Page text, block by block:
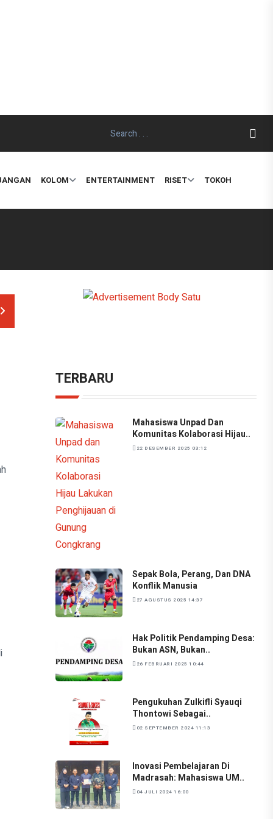
KOLOM ENTERTAINMENT RISET TOKOH
TERBARU
Mahasiswa Unpad Dan
Komunitas Kolaborasi Hijau..
22 DESEMBER 2025 03:12
Sepak Bola, Perang, Dan DNA
Konflik Manusia
27 AGUSTUS 2025 14:37
Hak Politik Pendamping Desa:
Bukan ASN, Bukan..
26 FEBRUARI 2025 10:44
Pengukuhan Zulkifli Syauqi
Thontowi Sebagai..
02 SEPTEMBER 2024 11:13
Inovasi Pembelajaran Di
Madrasah: Mahasiswa UM..
04 JULI 2024 16:00